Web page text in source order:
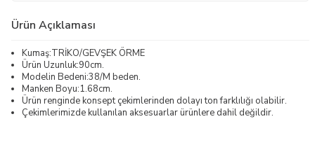
Ürün Açıklaması
Kumaş:TRİKO/GEVŞEK ÖRME
Ürün Uzunluk:90cm.
Modelin Bedeni:38/M beden.
Manken Boyu:1.68cm.
Ürün renginde konsept çekimlerinden dolayı ton farklılığı olabilir.
Çekimlerimizde kullanılan aksesuarlar ürünlere dahil değildir.